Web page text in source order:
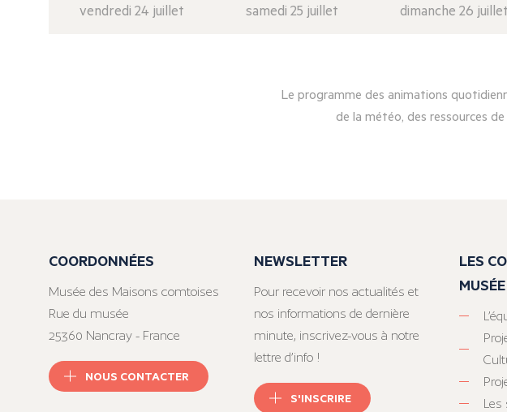
vendredi 24 juillet samedi 25 juillet dimanche 26 juillet
Le programme des animations
de la météo, des ressources
COORDONNÉES
Musée des Maisons comtoises
Rue du musée
25360 Nancray - France
NOUS CONTACTER
NEWSLETTER
Pour recevoir nos actualités et
nos informations de dernière
minute, inscrivez-vous à notre
lettre d’info !
S'INSCRIRE
LES
MUSÉE
Les